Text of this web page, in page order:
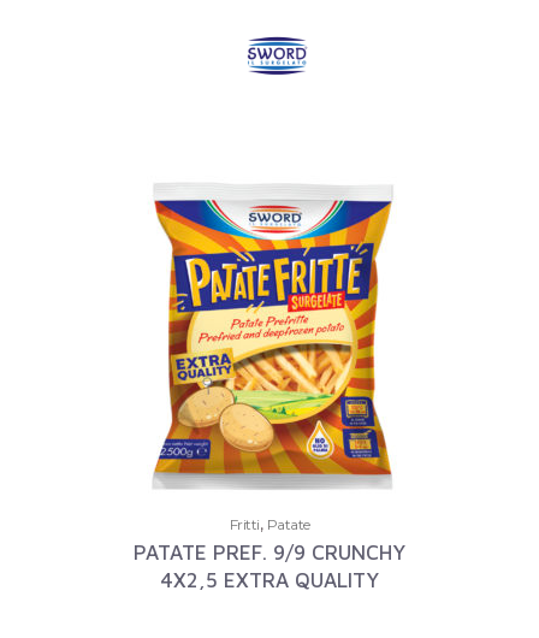
Fritti, Patate
PATATE PREF. 9/9 CRUNCHY
4X2,5 EXTRA QUALITY